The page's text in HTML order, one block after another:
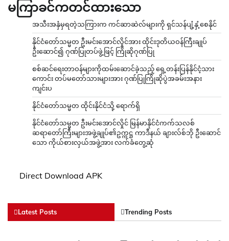
မကြာခင်ကတင်ထားသော
အသီးအနှံမှရတဲ့သကြားက ကင်ဆာဆဲလ်များကို ရှင်သန်ပျံ့နှံ့စေနိုင်
နိုင်ငံတော်သမ္မတ ဦးမင်းအောင်လှိုင်အား ထိုင်းဒုတိယဝန်ကြီးချုပ်
ဦးဆောင်၍ ဂုဏ်ပြုတပ်ဖွဲ့ဖြင့် ကြိုဆိုဂုဏ်ပြု
စစ်ဆင်ရေးတာဝန်များကိုထမ်းဆောင်ခဲ့သည့် ရှေ့တန်းပြန်နိုင်ငံ့သား
ကောင်း တပ်မတော်သားများအား ဂုဏ်ပြုကြိုဆိုပွဲအခမ်းအနား
ကျင်းပ
နိုင်ငံတော်သမ္မတ ထိုင်းနိုင်ငံသို့ ရောက်ရှိ
နိုင်ငံတော်သမ္မတ ဦးမင်းအောင်လှိုင် မြန်မာနိုင်ငံကက်သလစ်
ဆရာတော်ကြီးများအဖွဲ့ချုပ်၏ဥက္ကဋ္ဌ ကာဒီနယ် ချားလ်စ်ဘို ဦးဆောင်
သော ကိုယ်စားလှယ်အဖွဲ့အား လက်ခံတွေ့ဆုံ
Direct Download APK
Latest Posts Trending Posts